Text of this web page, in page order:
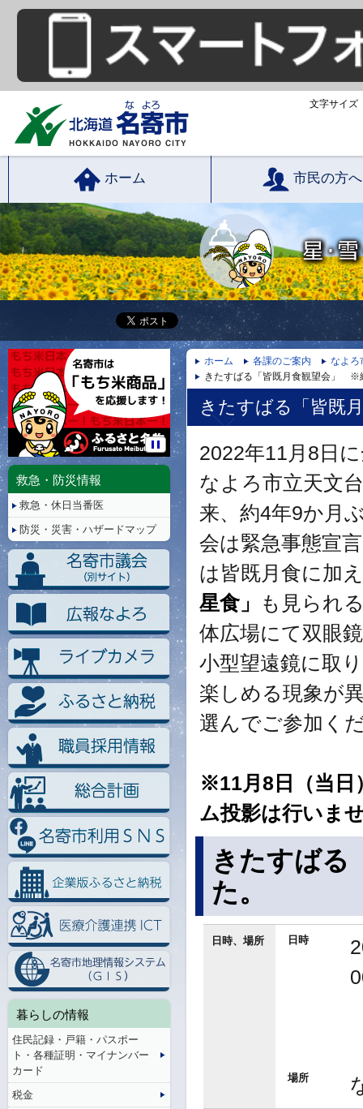
文字サイズ
ホーム 市民の方へ
ホーム 各課のご案内
なよろ
きたすばる「皆既月食観望会」 ※
きたすばる「皆既
2022年11月8日
なよろ市立天文
来、約4年9か月
会は緊急事態宣
は皆既月食に加
星食」
も見られ
体広場にて双眼
小型望遠鏡に取
楽しめる現象が
選んでご参加く
※11月8日（当日
ム投影は行いま
きたすば
た。
日時、場所 日時
場所
停
救急・防災情報
救急・休日当番医
防災・災害・ハザードマップ
暮らしの情報
住民記録・戸籍・パスポー
ト・各種証明・マイナンバー
カード
税金